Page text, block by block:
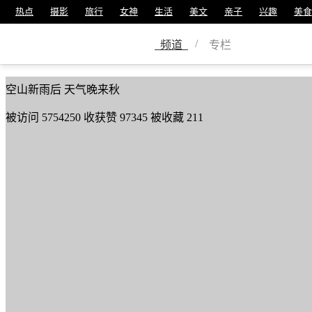
热点 摄影 旅行 女神 生活 美文 亲子 兴趣 美食
频道 / 专栏
zhangyuhua
美篇号61563463
空山新雨后 天气晚来秋
被访问 5754250 收获赞 97345 被收藏 211